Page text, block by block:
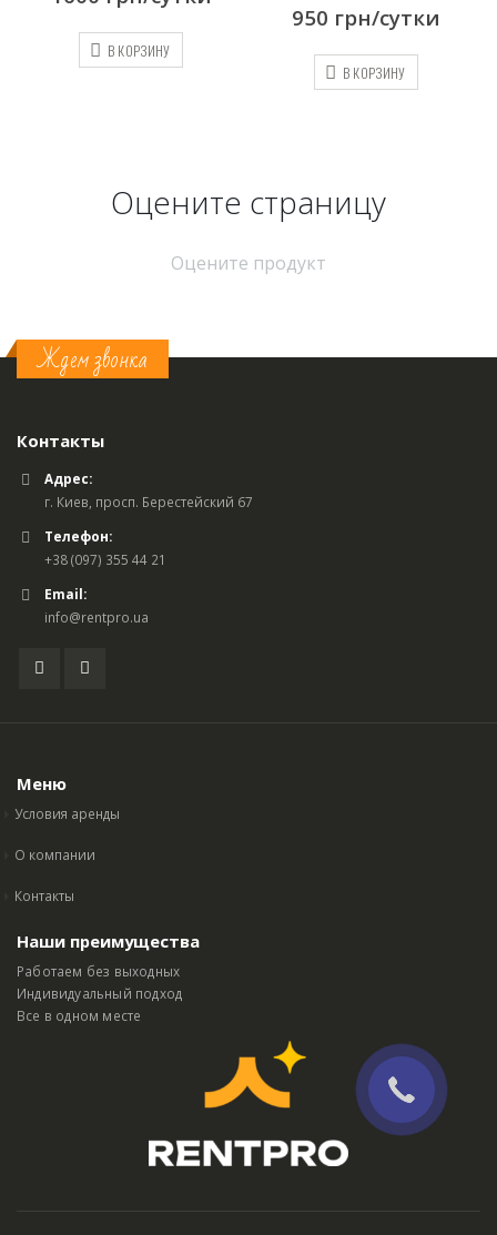
В КОРЗИНУ
950 грн/сутки
В КОРЗИНУ
Оцените страницу
Оцените продукт
Ждем звонка
Контакты
Адрес:
г. Киев, просп. Берестейский 67
Телефон:
+38 (097) 355 44 21
Email:
info@rentpro.ua
Меню
Условия аренды
О компании
Контакты
Наши преимущества
Работаем без выходных
Индивидуальный подход
Все в одном месте